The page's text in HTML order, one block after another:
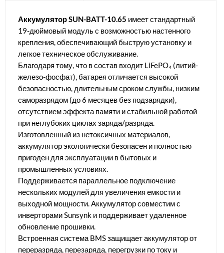
Аккумулятор SUN-BATT-10.65 имеет стандартный
19-дюймовый модуль с возможностью настенного
крепления, обеспечивающий быструю установку и
легкое техническое обслуживание.
Благодаря тому, что в состав входит LiFePO₄ (литий-
железо-фосфат), батарея отличается высокой
безопасностью, длительным сроком службы, низким
саморазрядом (до 6 месяцев без подзарядки),
отсутствием эффекта памяти и стабильной работой
при неглубоких циклах заряда/разряда.
Изготовленный из нетоксичных материалов,
аккумулятор экологически безопасен и полностью
пригоден для эксплуатации в бытовых и
промышленных условиях.
Поддерживается параллельное подключение
нескольких модулей для увеличения емкости и
выходной мощности. Аккумулятор совместим с
инверторами Sunsynk и поддерживает удаленное
обновление прошивки.
Встроенная система BMS защищает аккумулятор от
переразряда, перезаряда, перегрузки по току и